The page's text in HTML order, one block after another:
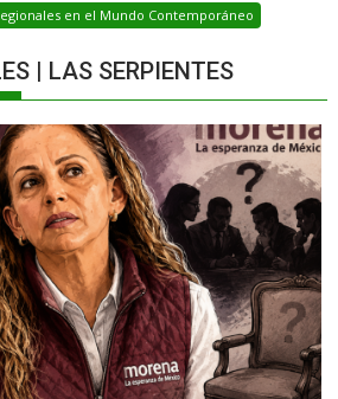
en el Mundo Contemporáneo
| LAS SERPIENTES